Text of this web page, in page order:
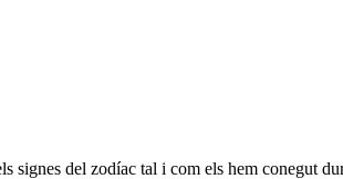
del zodíac tal i com els hem conegut